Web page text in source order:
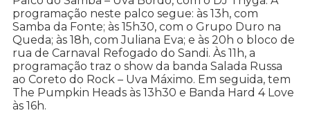
programação neste palco segue: às 13h, com
Samba da Fonte; às 15h30, com o Grupo Duro na
Queda; às 18h, com Juliana Eva; e às 20h o bloco de
rua de Carnaval Refogado do Sandi. Às 11h, a
programação traz o show da banda Salada Russa
ao Coreto do Rock – Uva Máximo. Em seguida, tem
The Pumpkin Heads às 13h30 e Banda Hard 4 Love
às 16h.